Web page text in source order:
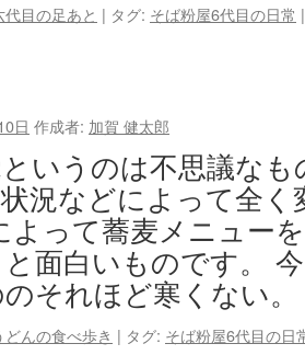
目の足あと | タグ: そば粉屋6代目の日常 |
日 作成者: 加賀 健太郎
いうのは不思議なも
況などによって全
よって蕎麦メニュー
面白いものです。
のそれほど寒くない
んの食べ歩き | タグ: そば粉屋6代目の日